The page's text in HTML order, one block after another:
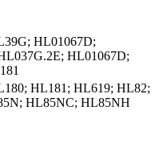
HL01067D;
HL01067D;
HL181; HL619; HL82;
HL85NC; HL85NH